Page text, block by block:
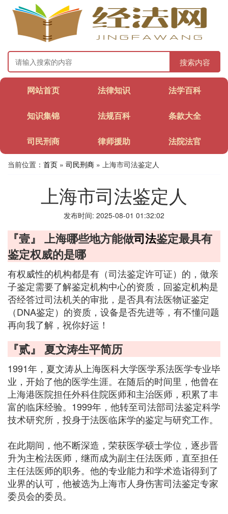
搜索内容
网站首页 法律知识 法学百科
知识集锦 法规百科 条款大全
司民刑商 律师援助 法院法官
当前位置： 首页 » 司民刑商 » 上海市司法鉴定人
上海市司法鉴定人
发布时间: 2025-08-01 01:32:02
『壹』 上海哪些地方能做司法鉴定最具有
鉴定权威的是哪
有权威性的机构都是有（司法鉴定许可证）的，做亲
子鉴定需要了解鉴定机构中心的资质，回鉴定机构是
否经答过司法机关的审批，是否具有法医物证鉴定
（DNA鉴定）的资质，设备是否先进等，有不懂问题
再向我了解，祝你好运！
『贰』 夏文涛生平简历
1991年，夏文涛从上海医科大学医学系法医学专业毕
业，开始了他的医学生涯。在随后的时间里，他曾在
上海港医院担任外科住院医师和主治医师，积累了丰
富的临床经验。1999年，他转至司法部司法鉴定科学
技术研究所，投身于法医临床学的鉴定与研究工作。
在此期间，他不断深造，荣获医学硕士学位，逐步晋
升为主检法医师，继而成为副主任法医师，直至担任
主任法医师的职务。他的专业能力和学术造诣得到了
业界的认可，他被选为上海市人身伤害司法鉴定专家
委员会的委员。